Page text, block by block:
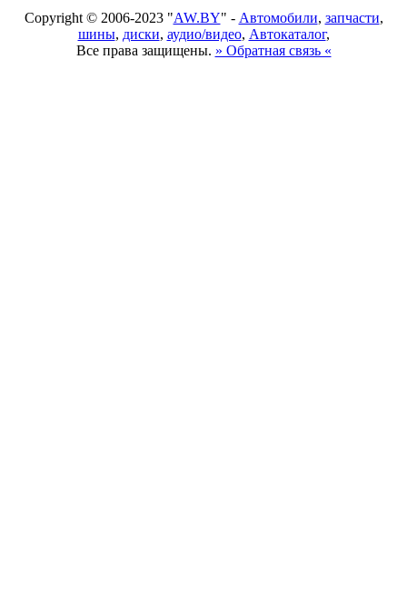
Copyright © 2006-2023 "AW.BY" - Автомобили, запчасти,
шины, диски, аудио/видео, Автокаталог,
Все права защищены. » Обратная связь «